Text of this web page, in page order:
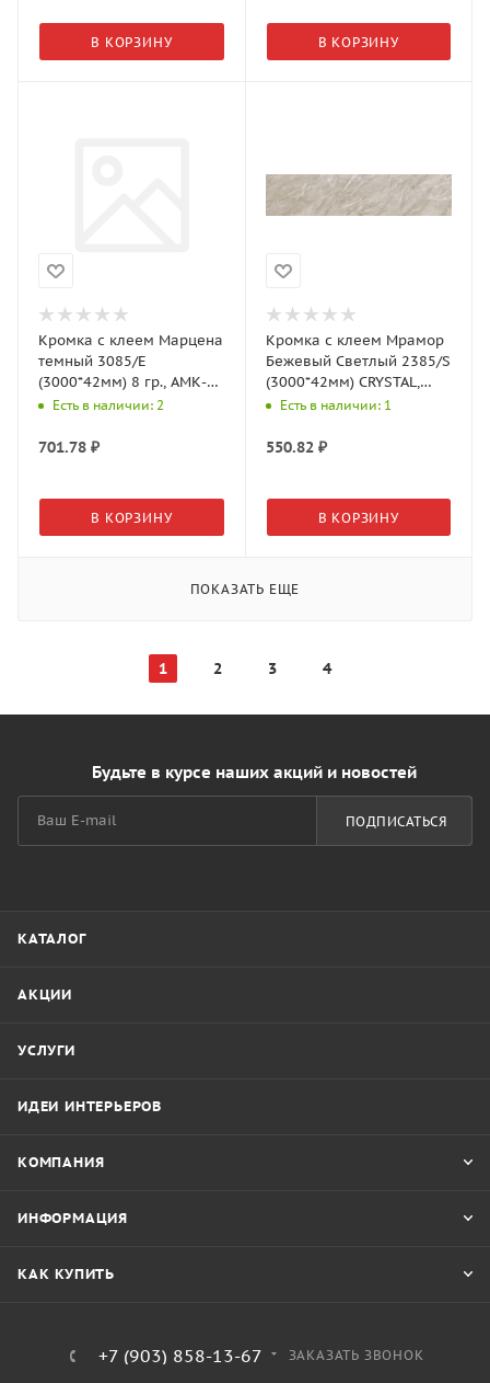
В КОРЗИНУ В КОРЗИНУ
Кромка с клеем Марцена
темный 3085/Е
(3000*42мм) 8 гр., АМК-
ТрояЕсть в наличии: 2
701.78 ₽
В КОРЗИНУ
Кромка с клеем Мрамор
Бежевый Светлый 2385/S
(3000*42мм) CRYSTAL,
АМК-Троя
Есть в наличии: 1
550.82₽
В КОРЗИНУ
ПОКАЗАТЬ ЕЩЕ
1 2 3 4
Будьте в курсе наших акций и новостей
ПОДПИСАТЬСЯ
КАТАЛОГ
АКЦИИ
УСЛУГИ
ИДЕИ ИНТЕРЬЕРОВ
КОМПАНИЯ
ИНФОРМАЦИЯ
КАК КУПИТЬ
+7 (903) 858-13-67 ЗАКАЗАТЬ ЗВОНОК